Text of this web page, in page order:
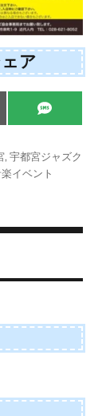
ア
Share
on
S
M
,宇都宮ジャズク
イベント